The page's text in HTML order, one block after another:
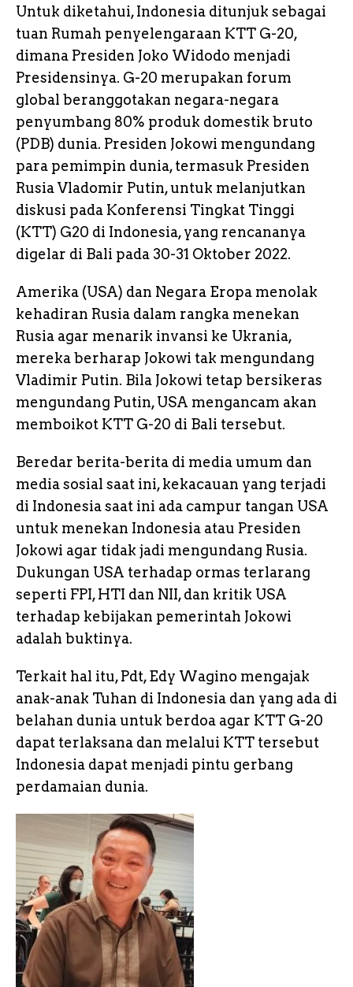
Untuk diketahui, Indonesia ditunjuk sebagai
tuan Rumah penyelengaraan KTT G-20,
dimana Presiden Joko Widodo menjadi
Presidensinya. G-20 merupakan forum
global beranggotakan negara-negara
penyumbang 80% produk domestik bruto
(PDB) dunia. Presiden Jokowi mengundang
para pemimpin dunia, termasuk Presiden
Rusia Vladomir Putin, untuk melanjutkan
diskusi pada Konferensi Tingkat Tinggi
(KTT) G20 di Indonesia, yang rencananya
digelar di Bali pada 30-31 Oktober 2022.
Amerika (USA) dan Negara Eropa menolak
kehadiran Rusia dalam rangka menekan
Rusia agar menarik invansi ke Ukrania,
mereka berharap Jokowi tak mengundang
Vladimir Putin. Bila Jokowi tetap bersikeras
mengundang Putin, USA mengancam akan
memboikot KTT G-20 di Bali tersebut.
Beredar berita-berita di media umum dan
media sosial saat ini, kekacauan yang terjadi
di Indonesia saat ini ada campur tangan USA
untuk menekan Indonesia atau Presiden
Jokowi agar tidak jadi mengundang Rusia.
Dukungan USA terhadap ormas terlarang
seperti FPI, HTI dan NII, dan kritik USA
terhadap kebijakan pemerintah Jokowi
adalah buktinya.
Terkait hal itu, Pdt, Edy Wagino mengajak
anak-anak Tuhan di Indonesia dan yang ada di
belahan dunia untuk berdoa agar KTT G-20
dapat terlaksana dan melalui KTT tersebut
Indonesia dapat menjadi pintu gerbang
perdamaian dunia.